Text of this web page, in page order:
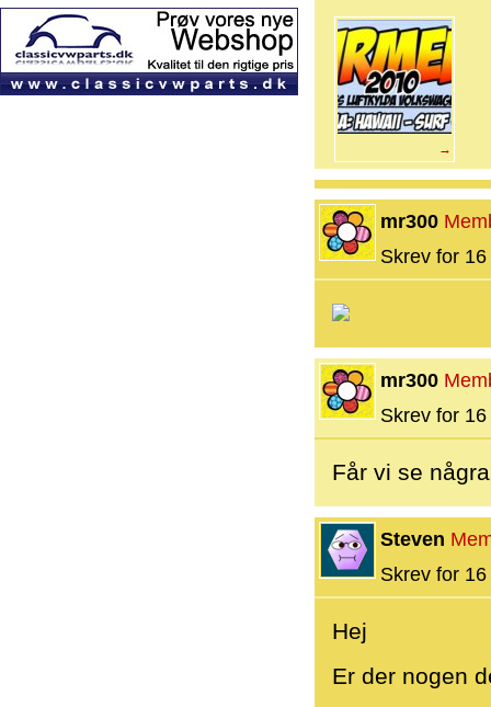
→
mr300
Skrev for
mr300
Skrev for
Får vi se
Steven
Skrev for
Hej
Er der nogen